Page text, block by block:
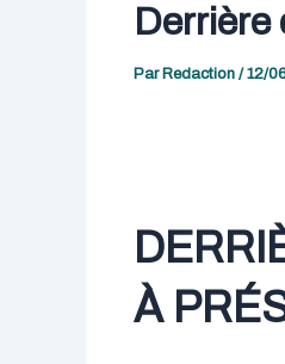
Par Redaction /12/
À